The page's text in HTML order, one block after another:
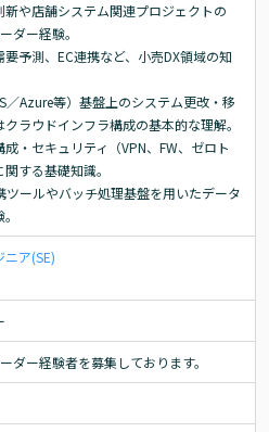
新や店舗システム関連プロジェクトの
ダー経験。
予測、EC連携など、小売DX領域の知
／Azure等）基盤上のシステム更改・移
ラウドインフラ構成の基本的な理解。
・セキュリティ（VPN、FW、ゼロト
する基礎知識。
ツールやバッチ処理基盤を用いたデータ
ア(SE)
ダー経験者を募集しております。